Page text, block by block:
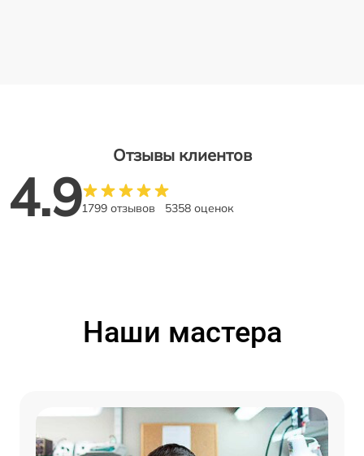
Отзывы клиентов
4.91799 отзывов 5358 оценок
Наши мастера